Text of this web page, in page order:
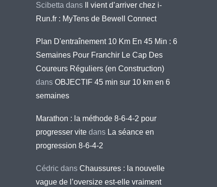
Scibetta dans
Il vient d’arriver chez i-
Run.fr : MyTens de Bewell Connect
Plan D'entraînement 10 Km En 45 Min : 6
Semaines Pour Franchir Le Cap Des
Coureurs Réguliers (en Construction)
dans OBJECTIF 45 min sur 10 km en 6
semaines
Marathon : la méthode 8-6-4-2 pour
progresser vite dans La séance en
progression 8-6-4-2
Cédric dans Chaussures : la nouvelle
vague de l’oversize est-elle vraiment